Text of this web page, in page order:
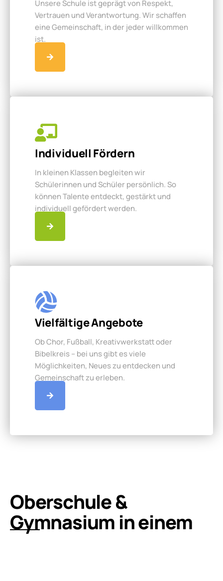
Unsere Schule ist geprägt von Respekt,
Vertrauen und Verantwortung. Wir schaffen
eine Gemeinschaft, in der jeder willkommen
ist.
Individuell Fördern
In kleinen Klassen begleiten wir
Schülerinnen und Schüler persönlich. So
können Talente entdeckt, gestärkt und
individuell gefördert werden.
Vielfältige Angebote
Ob Chor, Fußball, Kreativwerkstatt oder
Bibelkreis – bei uns gibt es viele
Möglichkeiten, Neues zu entdecken und
Gemeinschaft zu erleben.
Oberschule &
Gymnasium in einem